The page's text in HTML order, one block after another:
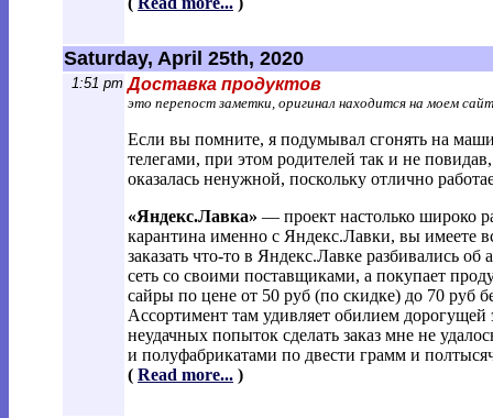
Saturday, April 25th, 2020
1:51 pm Доставка продуктов
это перепост заметки, оригинал находится на моем
Если вы помните, я подумывал сгонять на
телегами, при этом родителей так и не
оказалась ненужной, поскольку отлично
«Яндекс.Лавка» — проект настолько широко
карантина именно с Яндекс.Лавки, вы имеете
заказать что-то в Яндекс.Лавке разбивались
сеть со своими поставщиками, а покупает
сайры по цене от 50 руб (по скидке) до 70 руб
Ассортимент там удивляет обилием дорогущей
неудачных попыток сделать заказ мне не
и полуфабрикатами по двести грамм и
( Read more... )